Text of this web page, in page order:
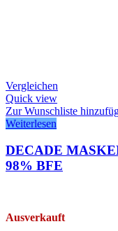
Vergleichen
Quick view
Zur Wunschliste
Weiterlesen
DECADE
98% BFE
Ausverkauft